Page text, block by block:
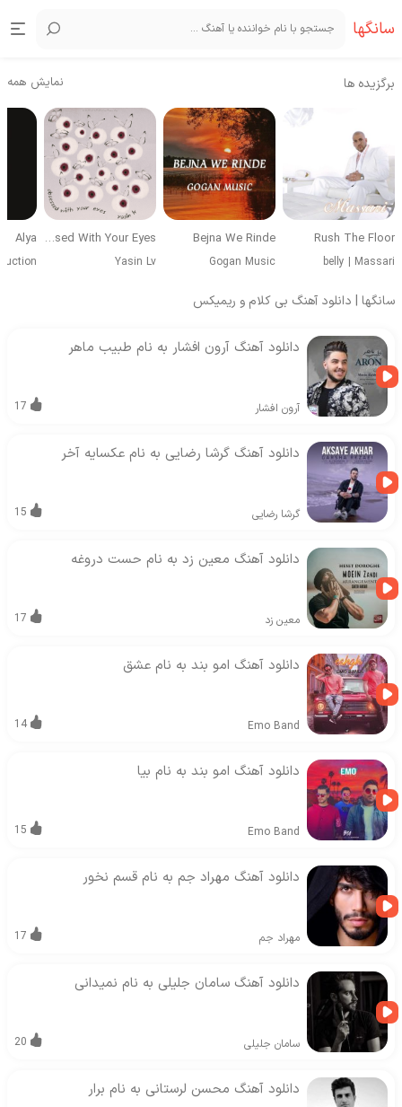
سانگها
برگزیده ها نمایش همه
Rush The Floor
belly | Massari
Bejna We Rinde
Gogan Music
Obsessed With Your Eyes
Yasin Lv
Alya
سانگها | دانلود آهنگ بی کلام و ریمیکس
دانلود آهنگ آرون افشار به نام طبیب ماهر
آرون افشار 17
دانلود آهنگ گرشا رضایی به نام عکسایه آخر
گرشا رضایی 15
دانلود آهنگ معین زد به نام حست دروغه
معین زد 17
دانلود آهنگ امو بند به نام عشق
Emo Band
14
دانلود آهنگ امو بند به نام بیا
Emo Band
15
دانلود آهنگ مهراد جم به نام قسم نخور
مهراد جم 17
دانلود آهنگ سامان جلیلی به نام نمیدانی
سامان جلیلی 20
دانلود آهنگ محسن لرستانی به نام برار